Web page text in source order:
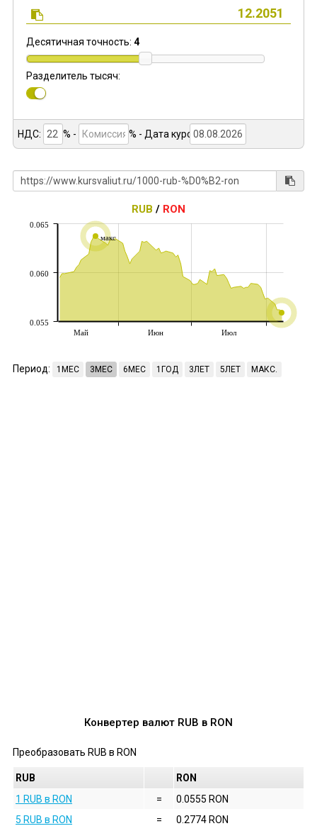
Десятичная точность: 4
Разделитель тысяч:
НДС: % - % - Дата курса:
RUB / RON
макс
Май Июн Июл
0.055
0.060
0.065
Период: 1МЕС 3МЕС 6МЕС 1ГОД 3ЛЕТ 5ЛЕТ МАКС.
Конвертер валют RUB в RON
Преобразовать RUB в RON
RUB
RON
1 RUB в RON
=
0.0555 RON
5 RUB в RON
=
0.2774 RON